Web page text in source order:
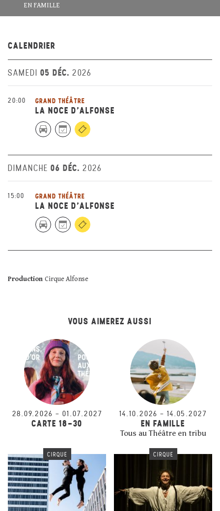
EN FAMILLE
CALENDRIER
SAMEDI 05 DÉC. 2026
20:00 GRAND THÉÂTRE
LA NOCE D’ALFONSE
DIMANCHE 06 DÉC. 2026
15:00 GRAND THÉÂTRE
LA NOCE D’ALFONSE
Production Cirque Alfonse
VOUS AIMEREZ AUSSI
28.09.2026 – 01.07.2027
CARTE 18-30
14.10.2026 – 14.05.2027
EN FAMILLE
Tous au Théâtre en tribu
CIRQUE CIRQUE